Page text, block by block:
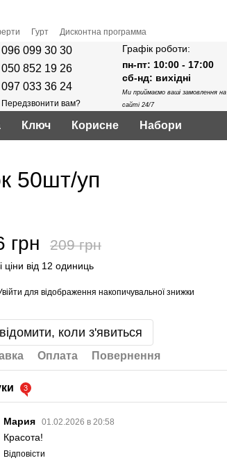
Гурт Дисконтна программа
096 099 30 30
050 852 19 26
097 033 36 24
Передзвонити вам?
Графік роботи:
пн-пт: 10:00 - 17:00
сб-нд: вихідні
Ми приймаємо ваші замовлення на
сайті 24/7
Ключ Корисне Нaбори
50шт/уп
грн 209 грн
ціни від 12 одиниць
для відображення накопичувальної знижки
коли з'явиться
Оплата Повернення
3
Мария 01.02.2026 в 20:58
Красота!
Відповісти